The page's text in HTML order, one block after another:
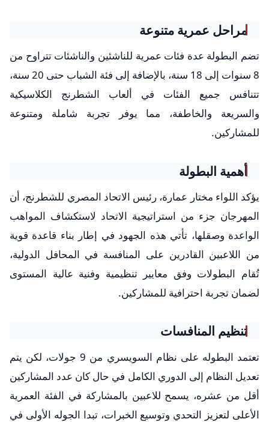
مراحل عمرية متنوعة
تضم البطولة عدة فئات عمرية للناشئين والناشئات تتراوح من
8 سنوات إلى 18 سنة، بالإضافة إلى فئة الشباب حتى 20 سنة،
تتنافس جميع الفئات في ألعاب الشطرنج الكلاسيكية
والسريعة والخاطفة، مما يوفر تجربة شاملة ومتنوعة
للمشاركين.
أهمية البطولة
يؤكد اللواء مختار عمارة، رئيس الاتحاد المصري للشطرنج، أن
المهرجان جزء من استراتيجية الاتحاد لاستكشاف المواهب
الواعدة وصقلها، تأتي هذه الجهود في إطار بناء قاعدة قوية
من اللاعبين القادرين على المنافسة في المحافل الدولية،
تُقام البطولات وفق معايير تنظيمية وفنية عالية المستوى
لضمان تجربة احترافية للمشاركين.
تنظيم المنافسات
تعتمد البطوله على نظام السويسري من 9 جولات، لكن يتم
تعديل النظام إلى الدوري الكامل في حال كان عدد المشاركين
أقل من عشره، يسمح للاعبين بالمشاركة في الفئة العمرية
الأعلى لتعزيز التحدي وتوسيع الخبرات، تبدا الجوله الأولى في